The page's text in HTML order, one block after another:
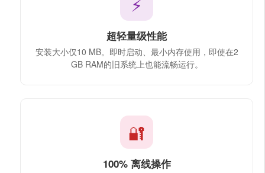
超轻量级性能
安装大小仅10 MB。即时启动、最小内存使用，即使在2
GB RAM的旧系统上也能流畅运行。
🔐
100% 离线操作